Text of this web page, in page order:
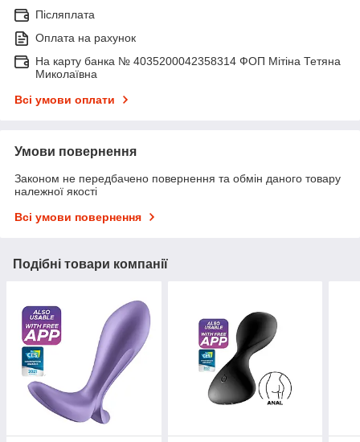
Післяплата
Оплата на рахунок
На карту банка № 4035200042358314 ФОП Мітіна Тетяна
Миколаївна
Всі умови оплати
Умови повернення
Законом не передбачено повернення та обмін даного товару
належної якості
Всі умови повернення
Подібні товари компанії